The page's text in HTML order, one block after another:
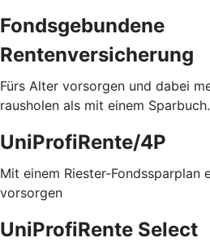
Fondsgebundene
Rentenversicherung
Fürs Alter vorsorgen und dabei
rausholen als mit einem Sparbuch.
UniProfiRente/4P
Mit einem Riester-Fondssparplan
vorsorgen
UniProfiRente Select